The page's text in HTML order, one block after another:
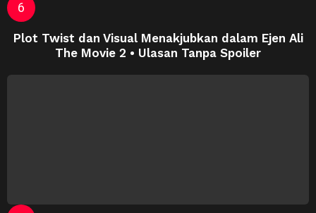
Plot Twist dan Visual Menakjubkan dalam Ejen Ali
The Movie 2 • Ulasan Tanpa Spoiler